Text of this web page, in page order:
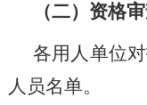
（二）资格
各用人单位
人员名单。